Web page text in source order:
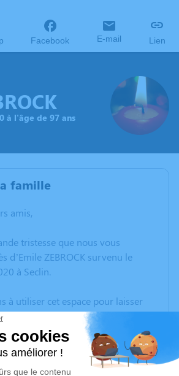
Facebook E-mail Lien
à l'âge de 97 ans
famille
amis,
tristesse que nous vous
d’Emile ZEBROCK survenu le
à Seclin.
à utiliser cet espace pour laisser
partager des photos souvenirs, une
vos pensées à travers des
Cet endroit est un lieu
à honorer la mémoire d’Emile